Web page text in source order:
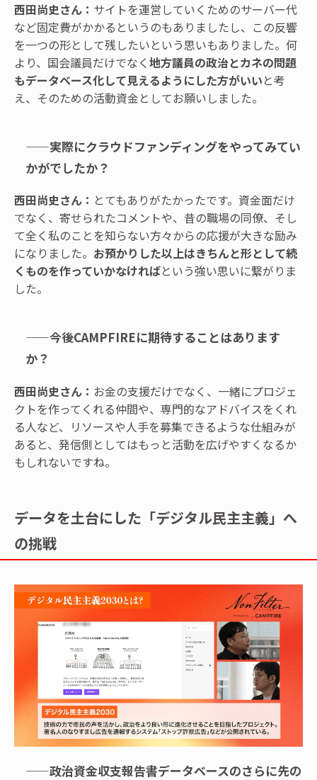
西田尚史さん： サイトを運営していくためのサーバー代
など固定費がかかるというのもありましたし、この反響
を一つの形として残したいという思いもありました。何
より、国会議員だけでなく地方議員の政治とカネの問題
もデータベース化して見えるようにした方がいいと考
え、そのための活動資金としてお願いしました。
——実際にクラウドファンディングをやってみてい
かがでしたか？
西田尚史さん： とてもありがたかったです。資金面だけ
でなく、寄せられたコメントや、昔の職場の同僚、そし
て全く私のことを知らない方々からの応援が大きな励み
になりました。 お預かりした以上はきちんと形として続
くものを作っていかなければという強い思いに繋がりま
した。
——今後CAMPFIREに期待することはあります
か？
西田尚史さん： お金の支援だけでなく、一緒にプロジェ
クトを作ってくれる仲間や、専門的なアドバイスをくれ
る人など、リソースや人手を募集できるような仕組みが
あると、発信側としてはもっと活動を広げやすくなるか
もしれないですね。
データを土台にした「デジタル民主主義」へ
の挑戦
——政治資金収支報告書データベースのさらに先の